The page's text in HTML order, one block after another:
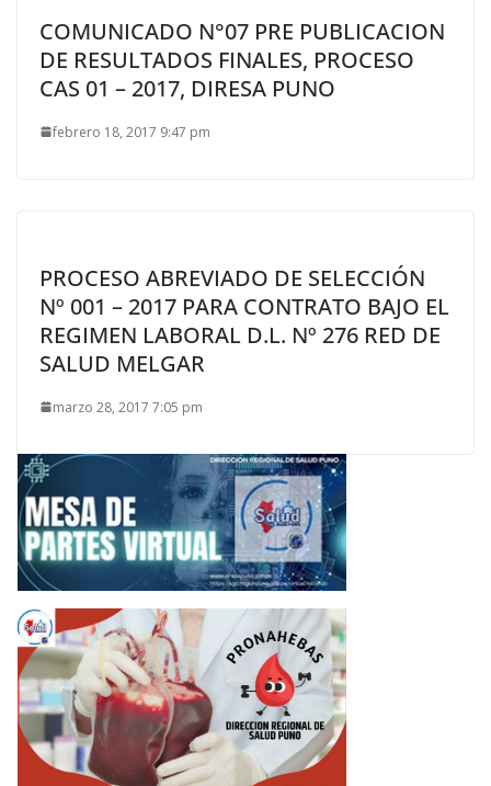
COMUNICADO N°07 PRE PUBLICACION
DE RESULTADOS FINALES, PROCESO
CAS 01 – 2017, DIRESA PUNO
febrero 18, 2017 9:47 pm
PROCESO ABREVIADO DE SELECCIÓN
Nº 001 – 2017 PARA CONTRATO BAJO EL
REGIMEN LABORAL D.L. Nº 276 RED DE
SALUD MELGAR
marzo 28, 2017 7:05 pm